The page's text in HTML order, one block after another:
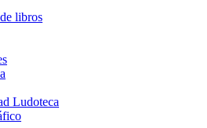
libros
Ludoteca